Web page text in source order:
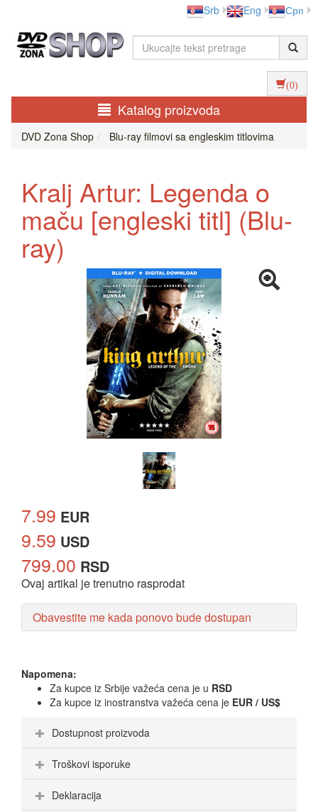
Srb Eng Срп
(0)
Katalog proizvoda
DVD Zona Shop Blu-ray filmovi sa engleskim titlovima
Kralj Artur: Legenda o
maču [engleski titl] (Blu-
ray)
7.99 EUR
9.59 USD
799.00 RSD
Ovaj artikal je trenutno rasprodat
Obavestite me kada ponovo bude dostupan
Napomena:
Za kupce iz Srbije važeća cena je u RSD
Za kupce iz inostranstva važeća cena je EUR / US$
Dostupnost proizvoda
Troškovi isporuke
Deklaracija